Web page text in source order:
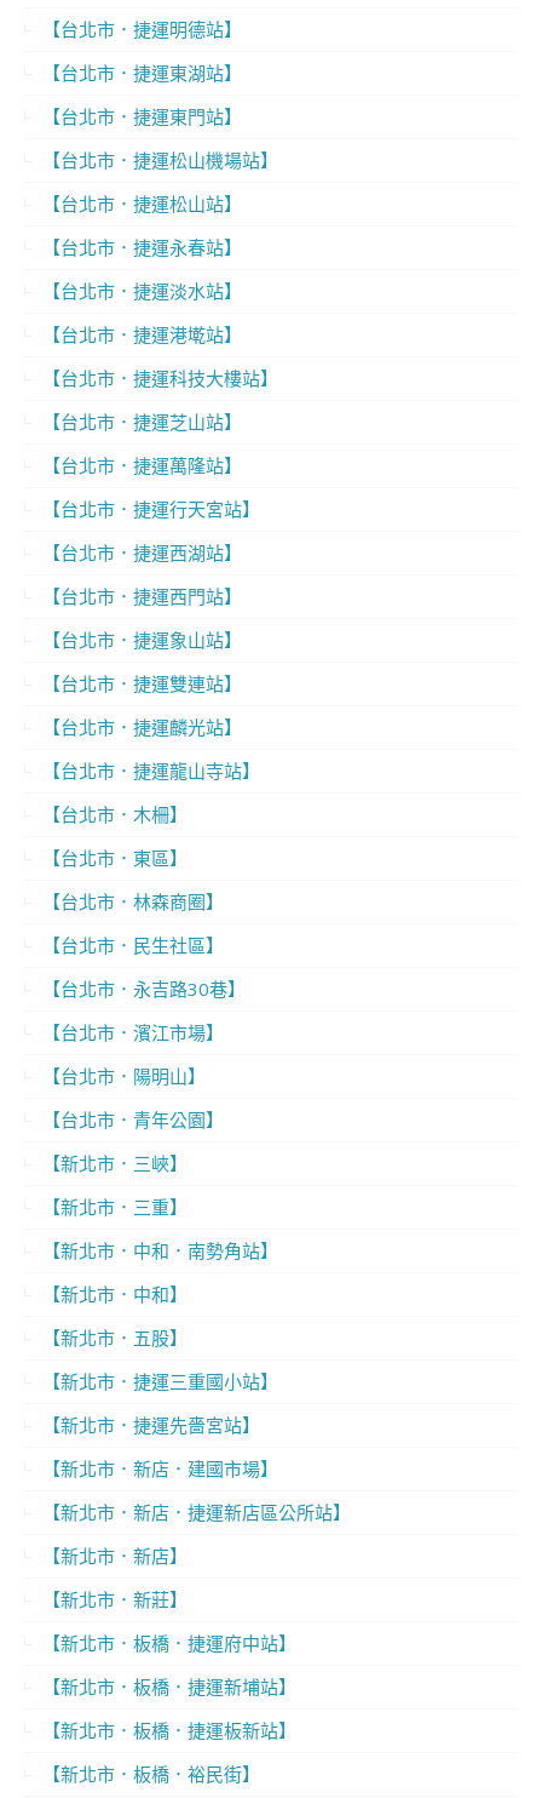
【台北市．捷運明德站】
【台北市．捷運東湖站】
【台北市．捷運東門站】
【台北市．捷運松山機場站】
【台北市．捷運松山站】
【台北市．捷運永春站】
【台北市．捷運淡水站】
【台北市．捷運港墘站】
【台北市．捷運科技大樓站】
【台北市．捷運芝山站】
【台北市．捷運萬隆站】
【台北市．捷運行天宮站】
【台北市．捷運西湖站】
【台北市．捷運西門站】
【台北市．捷運象山站】
【台北市．捷運雙連站】
【台北市．捷運麟光站】
【台北市．捷運龍山寺站】
【台北市．木柵】
【台北市．東區】
【台北市．林森商圈】
【台北市．民生社區】
【台北市．永吉路30巷】
【台北市．濱江市場】
【台北市．陽明山】
【台北市．青年公園】
【新北市．三峽】
【新北市．三重】
【新北市．中和．南勢角站】
【新北市．中和】
【新北市．五股】
【新北市．捷運三重國小站】
【新北市．捷運先嗇宮站】
【新北市．新店．建國市場】
【新北市．新店．捷運新店區公所站】
【新北市．新店】
【新北市．新莊】
【新北市．板橋．捷運府中站】
【新北市．板橋．捷運新埔站】
【新北市．板橋．捷運板新站】
【新北市．板橋．裕民街】